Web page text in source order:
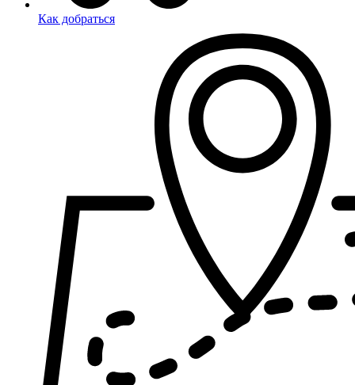
Как добраться